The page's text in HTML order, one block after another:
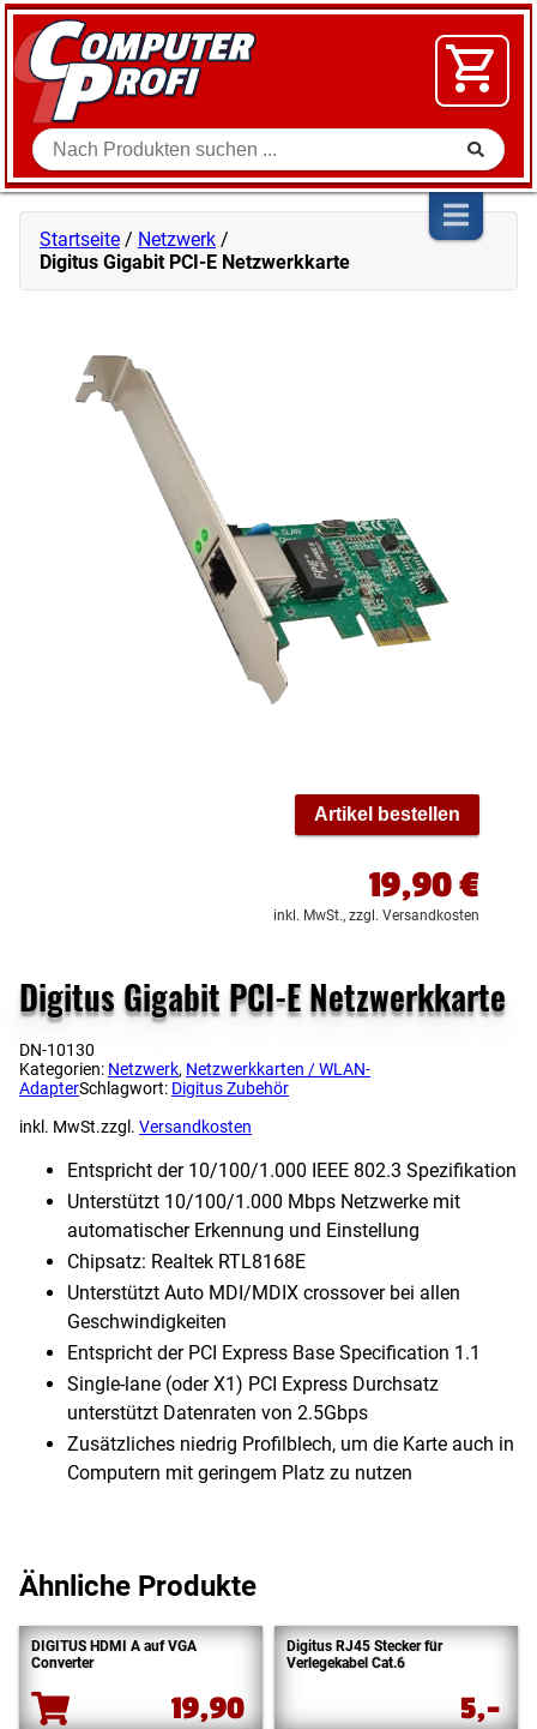
Zum Inhalt springen
Suche
SOFTWARE
VIDEO
SHOP
Startseite / Netzwerk /
Digitus Gigabit PCI-E Netzwerkkarte
Artikel bestellen
19,90€
inkl. MwSt., zzgl. Versandkosten
Digitus Gigabit PCI-E Netzwerkkarte
DN-10130
Kategorien: Netzwerk, Netzwerkkarten / WLAN-
AdapterSchlagwort: Digitus Zubehör
inkl. MwSt.zzgl. Versandkosten
Entspricht der 10/100/1.000 IEEE 802.3 Spezifikation
Unterstützt 10/100/1.000 Mbps Netzwerke mit
automatischer Erkennung und Einstellung
Chipsatz: Realtek RTL8168E
Unterstützt Auto MDI/MDIX crossover bei allen
Geschwindigkeiten
Entspricht der PCI Express Base Specification 1.1
Single-lane (oder X1) PCI Express Durchsatz
unterstützt Datenraten von 2.5Gbps
Zusätzliches niedrig Profilblech, um die Karte auch in
Computern mit geringem Platz zu nutzen
Ähnliche Produkte
DIGITUS HDMI A auf VGA
Converter
19,90
Digitus RJ45 Stecker für
Verlegekabel Cat.6
5,-